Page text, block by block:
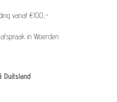
vanaf €100,-
in Woerden
Duitsland